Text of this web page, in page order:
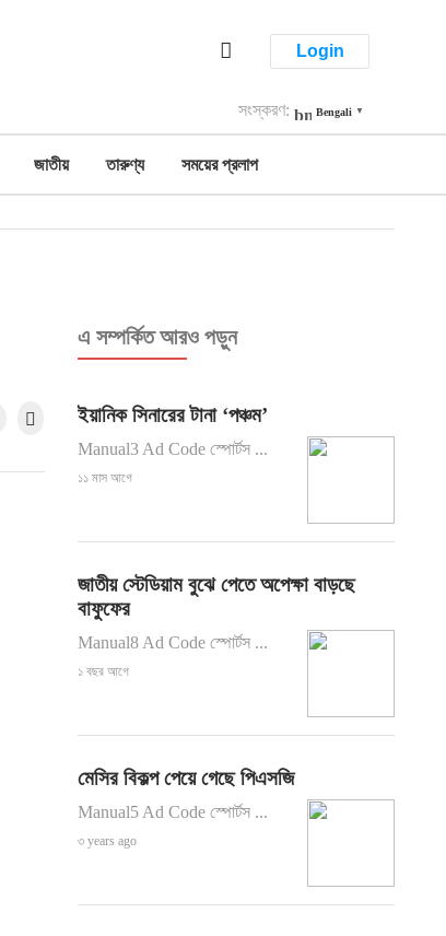
Login
সংস্করণ: Bengali ▼
জাতীয় তারুণ্য সময়ের প্রলাপ
এ সম্পর্কিত আরও পড়ুন
ইয়ানিক সিনারের টানা ‘পঞ্চম’
Manual3 Ad Code স্পোর্টস ...
১১ মাস আগে
জাতীয় স্টেডিয়াম বুঝে পেতে অপেক্ষা বাড়ছে
বাফুফের
Manual8 Ad Code স্পোর্টস ...
১ বছর আগে
মেসির বিকল্প পেয়ে গেছে পিএসজি
Manual5 Ad Code স্পোর্টস ...
৩ years ago